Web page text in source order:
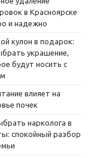
в Красноярске
и надежно
кулон в подарок:
украшение,
будут носить с
влияет на
почек
нарколога в
спокойный разбор